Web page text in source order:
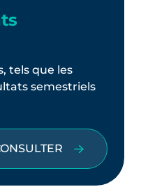
tels que les
semestriels